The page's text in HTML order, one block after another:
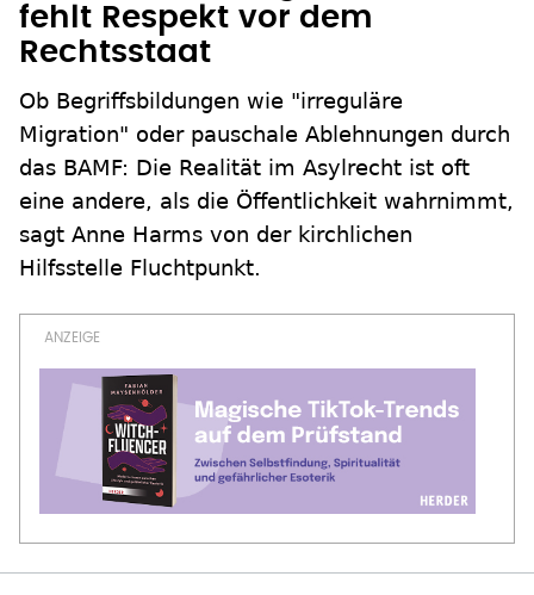
fehlt Respekt vor dem
Rechtsstaat
Ob Begriffsbildungen wie "irreguläre
Migration" oder pauschale Ablehnungen durch
das BAMF: Die Realität im Asylrecht ist oft
eine andere, als die Öffentlichkeit wahrnimmt,
sagt Anne Harms von der kirchlichen
Hilfsstelle Fluchtpunkt.